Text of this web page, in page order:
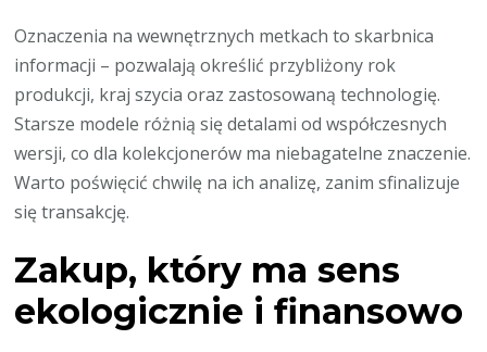
Oznaczenia na wewnętrznych metkach to skarbnica
informacji – pozwalają określić przybliżony rok
produkcji, kraj szycia oraz zastosowaną technologię.
Starsze modele różnią się detalami od współczesnych
wersji, co dla kolekcjonerów ma niebagatelne znaczenie.
Warto poświęcić chwilę na ich analizę, zanim sfinalizuje
się transakcję.
Zakup, który ma sens
ekologicznie i finansowo